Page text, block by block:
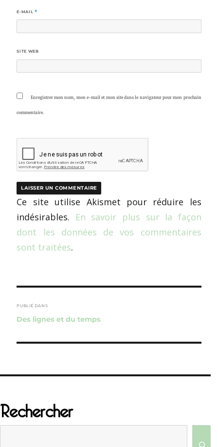
E-MAIL *
SITE WEB
Enregistrer mon nom, mon e-mail et mon site dans le navigateur pour mon prochain
commentaire.
Ce site utilise Akismet pour réduire les
indésirables. En savoir plus sur la façon
dont les données de vos commentaires
sont traitées.
de
l’article
PUBLIÉ DANS
Des lignes et du temps
Rechercher